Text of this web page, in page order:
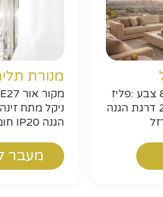
מקור:אור 8X25W E14 צבע :פליז
מתח :זינה 230V 50Hz דרגת הגנה
מנורת
הגנה IP20 חומר זכוכית וברזל
מעבר